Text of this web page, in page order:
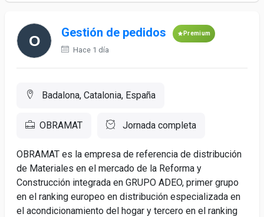
Gestión de pedidos Premium
Hace 1 día
Badalona, Catalonia, España
OBRAMAT Jornada completa
OBRAMAT es la empresa de referencia de distribución
de Materiales en el mercado de la Reforma y
Construcción integrada en GRUPO ADEO, primer grupo
en el ranking europeo en distribución especializada en
el acondicionamiento del hogar y tercero en el ranking